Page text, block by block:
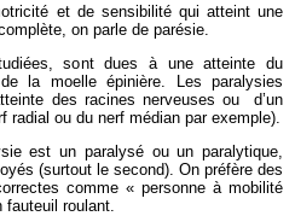
et de sensibilité qui atteint une
on parle de parésie.
sont dues à une atteinte du
la moelle épinière. Les paralysies
des racines nerveuses ou d’un
radial ou du nerf médian par exemple).
est un paralysé ou un paralytique,
(surtout le second). On préfère des
comme « personne à mobilité
roulant.